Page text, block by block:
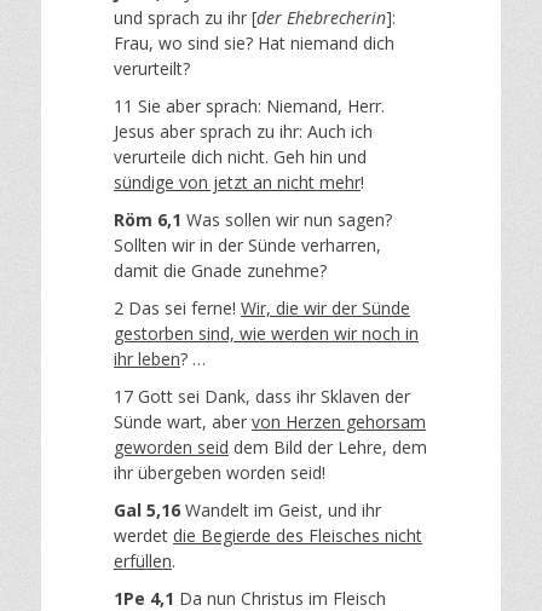
und sprach zu ihr [der Ehebrecherin]:
Frau, wo sind sie? Hat niemand dich
verurteilt?
11 Sie aber sprach: Niemand, Herr.
Jesus aber sprach zu ihr: Auch ich
verurteile dich nicht. Geh hin und
sündige von jetzt an nicht mehr!
Röm 6,1 Was sollen wir nun sagen?
Sollten wir in der Sünde verharren,
damit die Gnade zunehme?
2 Das sei ferne! Wir, die wir der Sünde
gestorben sind, wie werden wir noch in
ihr leben? …
17 Gott sei Dank, dass ihr Sklaven der
Sünde wart, aber von Herzen gehorsam
geworden seid dem Bild der Lehre, dem
ihr übergeben worden seid!
Gal 5,16 Wandelt im Geist, und ihr
werdet die Begierde des Fleisches nicht
erfüllen.
1Pe 4,1 Da nun Christus im Fleisch